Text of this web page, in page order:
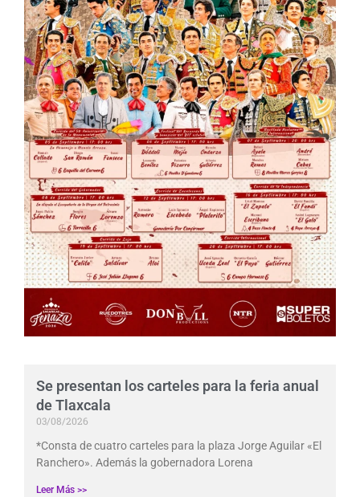
Se presentan los carteles para la feria anual
de Tlaxcala
03/08/2026
*Consta de cuatro carteles para la plaza Jorge Aguilar «El
Ranchero». Además la gobernadora Lorena
Leer Más >>